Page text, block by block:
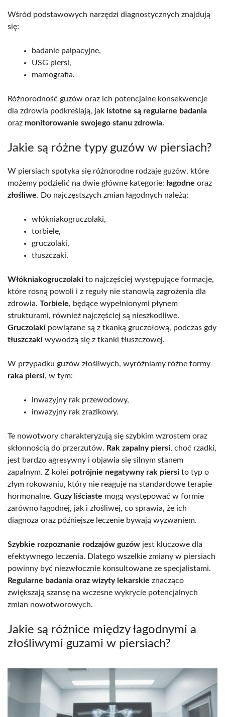
Wśród podstawowych narzędzi diagnostycznych znajdują
się:
badanie palpacyjne,
USG piersi,
mamografia.
Różnorodność guzów oraz ich potencjalne konsekwencje
dla zdrowia podkreślają, jak istotne są regularne badania
oraz monitorowanie swojego stanu zdrowia.
Jakie są różne typy guzów w piersiach?
W piersiach spotyka się różnorodne rodzaje guzów, które
możemy podzielić na dwie główne kategorie: łagodne oraz
złośliwe. Do najczęstszych zmian łagodnych należą:
włókniakogruczolaki,
torbiele,
gruczolaki,
tłuszczaki.
Włókniakogruczolaki to najczęściej występujące formacje,
które rosną powoli i z reguły nie stanowią zagrożenia dla
zdrowia. Torbiele, będące wypełnionymi płynem
strukturami, również najczęściej są nieszkodliwe.
Gruczolaki powiązane są z tkanką gruczołową, podczas gdy
tłuszczaki wywodzą się z tkanki tłuszczowej.
W przypadku guzów złośliwych, wyróżniamy różne formy
raka piersi, w tym:
inwazyjny rak przewodowy,
inwazyjny rak zrazikowy.
Te nowotwory charakteryzują się szybkim wzrostem oraz
skłonnością do przerzutów. Rak zapalny piersi, choć rzadki,
jest bardzo agresywny i objawia się silnym stanem
zapalnym. Z kolei potrójnie negatywny rak piersi to typ o
złym rokowaniu, który nie reaguje na standardowe terapie
hormonalne. Guzy liściaste mogą występować w formie
zarówno łagodnej, jak i złośliwej, co sprawia, że ich
diagnoza oraz późniejsze leczenie bywają wyzwaniem.
Szybkie rozpoznanie rodzajów guzów jest kluczowe dla
efektywnego leczenia. Dlatego wszelkie zmiany w piersiach
powinny być niezwłocznie konsultowane ze specjalistami.
Regularne badania oraz wizyty lekarskie znacząco
zwiększają szansę na wczesne wykrycie potencjalnych
zmian nowotworowych.
Jakie są różnice między łagodnymi a
złośliwymi guzami w piersiach?